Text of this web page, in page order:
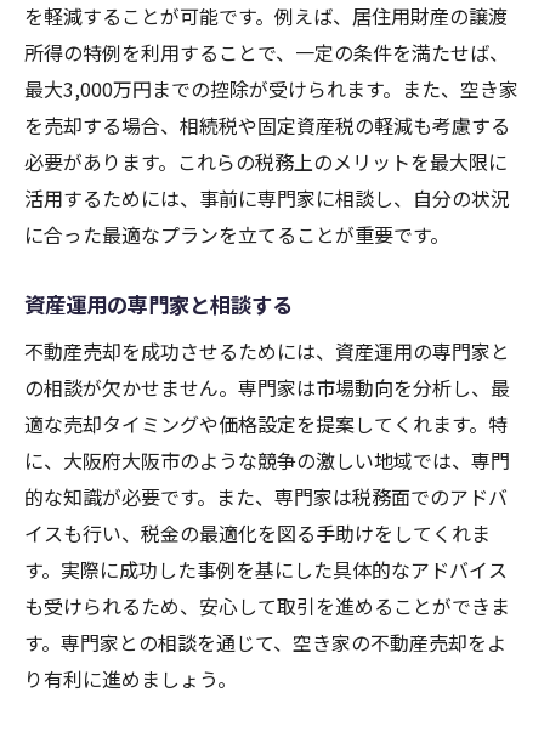
を軽減することが可能です。例えば、居住用財産の譲渡
所得の特例を利用することで、一定の条件を満たせば、
最大3,000万円までの控除が受けられます。また、空き家
を売却する場合、相続税や固定資産税の軽減も考慮する
必要があります。これらの税務上のメリットを最大限に
活用するためには、事前に専門家に相談し、自分の状況
に合った最適なプランを立てることが重要です。
資産運用の専門家と相談する
不動産売却を成功させるためには、資産運用の専門家と
の相談が欠かせません。専門家は市場動向を分析し、最
適な売却タイミングや価格設定を提案してくれます。特
に、大阪府大阪市のような競争の激しい地域では、専門
的な知識が必要です。また、専門家は税務面でのアドバ
イスも行い、税金の最適化を図る手助けをしてくれま
す。実際に成功した事例を基にした具体的なアドバイス
も受けられるため、安心して取引を進めることができま
す。専門家との相談を通じて、空き家の不動産売却をよ
り有利に進めましょう。